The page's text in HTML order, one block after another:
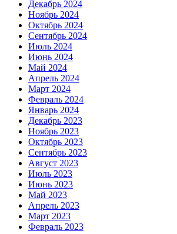
Декабрь 2024
Ноябрь 2024
Октябрь 2024
Сентябрь 2024
Июль 2024
Июнь 2024
Май 2024
Апрель 2024
Март 2024
Февраль 2024
Январь 2024
Декабрь 2023
Ноябрь 2023
Октябрь 2023
Сентябрь 2023
Август 2023
Июль 2023
Июнь 2023
Май 2023
Апрель 2023
Март 2023
Февраль 2023